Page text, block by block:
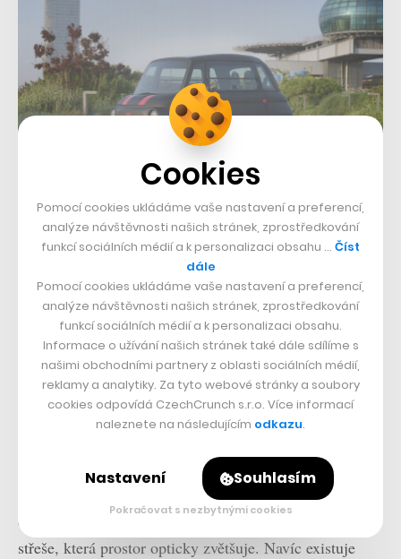
Auto nemá klimatizaci, rádio ani klasické polstrování.
Sedadla tvoří jen jednoduchá pěna na plastovém
základě, audio nahrazuje držák na telefon s prostorem
najdete v interiéru přípravu pro připojení ručního
ventilátoru. Přesto vnitřek nepůsobí vyloženě chudě
díky standardně dodávané prosklené panoramatické
střeše, která prostor opticky zvětšuje. Navíc existuje
Cookies
Pomocí cookies ukládáme vaše nastavení a preferencí,
analýze návštěvnosti našich stránek, zprostředkování
funkcí sociálních médií a k personalizaci obsahu … Číst
dále
Pomocí cookies ukládáme vaše nastavení a preferencí,
analýze návštěvnosti našich stránek, zprostředkování
funkcí sociálních médií a k personalizaci obsahu.
Informace o užívání našich stránek také dále sdílíme s
našimi obchodními partnery z oblasti sociálních médií,
reklamy a analytiky. Za tyto webové stránky a soubory
cookies odpovídá CzechCrunch s.r.o. Více informací
naleznete na následujícím odkazu.
Nastavení Souhlasím
Pokračovat s nezbytnými cookies